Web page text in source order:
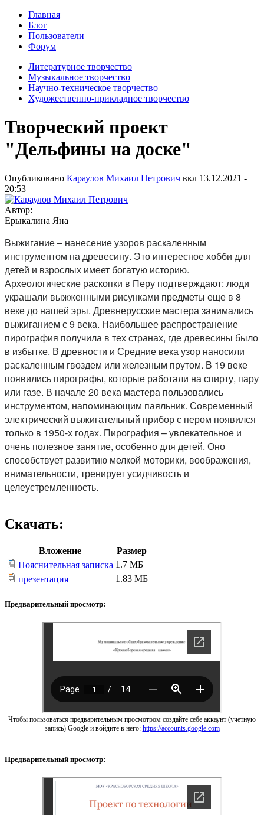
Главная
Блог
Пользователи
Форум
Литературное творчество
Музыкальное творчество
Научно-техническое творчество
Художественно-прикладное творчество
Творческий проект
"Дельфины на доске"
Опубликовано Караулов Михаил Петрович вкл 13.12.2021 -
20:53
Автор:
Ерыкалина Яна
Выжигание – нанесение узоров раскаленным
инструментом на древесину. Это интересное хобби для
детей и взрослых имеет богатую историю.
Археологические раскопки в Перу подтверждают: люди
украшали выжженными рисунками предметы еще в 8
веке до нашей эры. Древнерусские мастера занимались
выжиганием с 9 века. Наибольшее распространение
пирография получила в тех странах, где древесины было
в избытке. В древности и Средние века узор наносили
раскаленным гвоздем или железным прутом. В 19 веке
появились пирографы, которые работали на спирту, пару
или газе. В начале 20 века мастера пользовались
инструментом, напоминающим паяльник. Современный
электрический выжигательный прибор с пером появился
только в 1950-х годах. Пирография – увлекательное и
очень полезное занятие, особенно для детей. Оно
способствует развитию мелкой моторики, воображения,
внимательности, тренирует усидчивость и
целеустремленность.
Скачать:
Вложение
Размер
Пояснительная записка 1.7 МБ
презентация
1.83 МБ
Предварительный просмотр:
Чтобы пользоваться предварительным просмотром создайте себе аккаунт (учетную
запись) Google и войдите в него: https://accounts.google.com
Предварительный просмотр: